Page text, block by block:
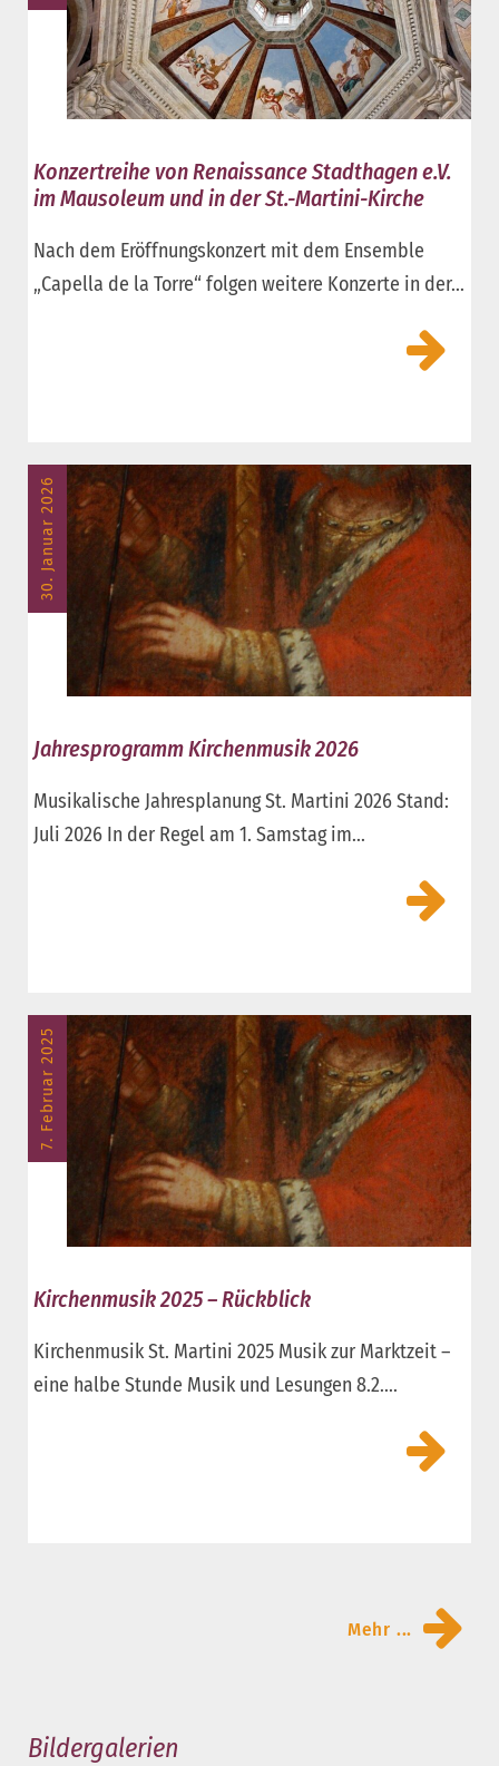
Konzertreihe von Renaissance Stadthagen e.V.
im Mausoleum und in der St.-Martini-Kirche
Nach dem Eröffnungskonzert mit dem Ensemble
„Capella de la Torre“ folgen weitere Konzerte in der...
30. Januar 2026
Jahresprogramm Kirchenmusik 2026
Musikalische Jahresplanung St. Martini 2026 Stand:
Juli 2026 In der Regel am 1. Samstag im...
7. Februar 2025
Kirchenmusik 2025 – Rückblick
Kirchenmusik St. Martini 2025 Musik zur Marktzeit –
eine halbe Stunde Musik und Lesungen 8.2....
Mehr ...
Bildergalerien